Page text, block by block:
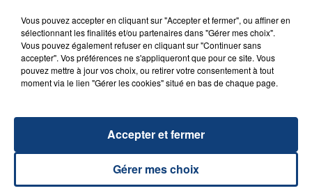
23 juillet 2026
INCENDIE MORTEL À LENS : UNE FEMME ET
SON BÉBÉ ENTRE LA VIE ET LA...
Un homme s'est immolé par le feu après avoir
Vous pouvez accepter en cliquant sur "Accepter et fermer", ou affiner en
sélectionnant les finalités et/ou partenaires dans "Gérer mes choix".
Vous pouvez également refuser en cliquant sur "Continuer sans
accepter". Vos préférences ne s'appliqueront que pour ce site. Vous
pouvez mettre à jour vos choix, ou retirer votre consentement à tout
moment via le lien "Gérer les cookies" situé en bas de chaque page.
Gérer mes choix
Accepter et fermer